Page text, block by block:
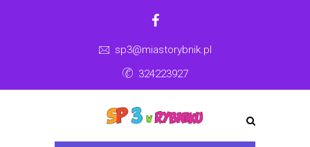
sp3@miastorybnik.pl
324223927